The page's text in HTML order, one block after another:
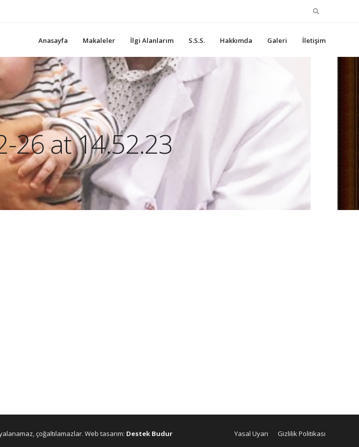
Search
Anasayfa Makaleler İlgi Alanlarım S.S.S. Hakkımda Galeri İletişim
26 at 14.52.23
çoğaltılamazlar. Web tasarım: Destek Budur Yasal Uyarı Gizlilik Politikası